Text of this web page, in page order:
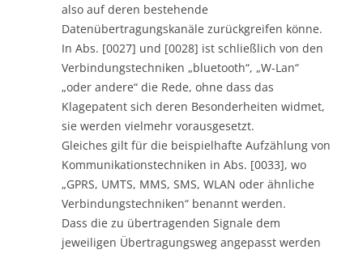
also auf deren bestehende
Datenübertragungskanäle zurückgreifen könne.
In Abs. [0027] und [0028] ist schließlich von den
Verbindungstechniken „bluetooth“, „W-Lan“
„oder andere“ die Rede, ohne dass das
Klagepatent sich deren Besonderheiten widmet,
sie werden vielmehr vorausgesetzt.
Gleiches gilt für die beispielhafte Aufzählung von
Kommunikationstechniken in Abs. [0033], wo
„GPRS, UMTS, MMS, SMS, WLAN oder ähnliche
Verbindungstechniken“ benannt werden.
Dass die zu übertragenden Signale dem
jeweiligen Übertragungsweg angepasst werden